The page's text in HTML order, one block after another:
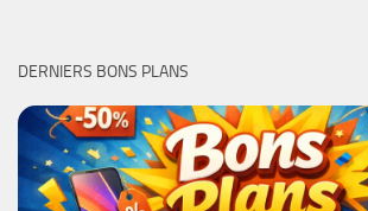
DERNIERS BONS PLANS